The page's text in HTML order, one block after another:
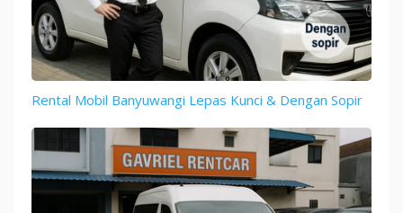
Rental Mobil Banyuwangi Lepas Kunci & Dengan Sopir